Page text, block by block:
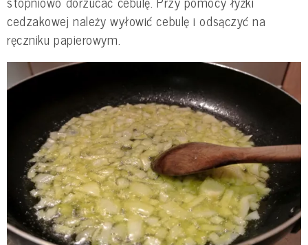
cedzakowej należy wyłowić cebulę i odsączyć na
ręczniku papierowym.